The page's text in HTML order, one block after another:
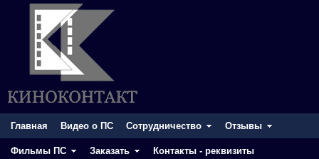
Главная Видео о ПС Сотрудничество Отзывы
Фильмы ПС Заказать Контакты - реквизиты